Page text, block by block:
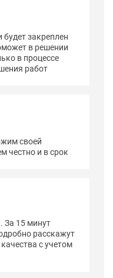
закреплен
в решении
в процессе
работ
своей
честно и в срок
15 минут
расскажут
с учетом